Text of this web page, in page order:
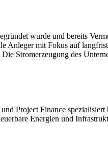
wurde und bereits
mit Fokus auf
Stromerzeugung des
Project Finance
Energien und